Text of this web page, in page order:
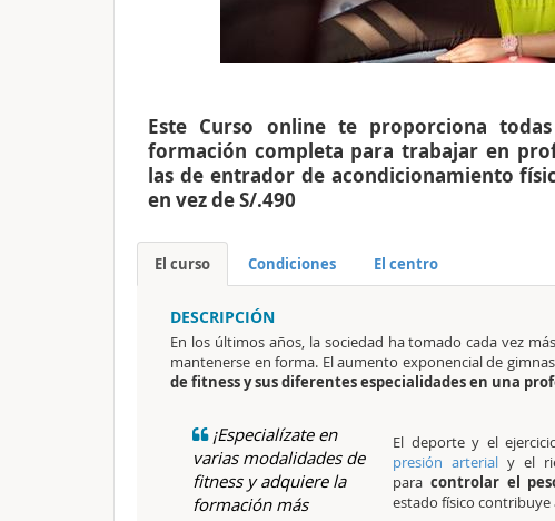
Este Curso online te proporciona
formación completa para trabajar en
las de entrador de acondicionamiento
en vez de S/.490
El curso Condiciones El centro
DESCRIPCIÓN
En los últimos años, la sociedad ha tomado cada vez
mantenerse en forma. El aumento exponencial de
de fitness y sus diferentes especialidades en una
¡Especialízate en
varias modalidades de
fitness y adquiere la
formación más
El deporte y el
presión arterialy el
para controlar el
estado físico contribuye